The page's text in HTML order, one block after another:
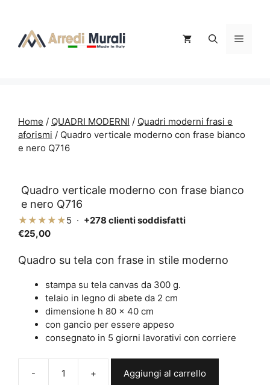
contenuto
Menu
Home / QUADRI MODERNI / Quadri moderni frasi e
aforismi / Quadro verticale moderno con frase bianco
e nero Q716
Quadro verticale moderno con frase bianco
e nero Q716
★★★★★5 · +278 clienti soddisfatti
€25,00
Quadro su tela con frase in stile moderno
stampa su tela canvas da 300 g.
telaio in legno di abete da 2 cm
dimensione h 80 x 40 cm
con gancio per essere appeso
consegnato in 5 giorni lavorativi con corriere
Quadro
Aggiungi al carrello